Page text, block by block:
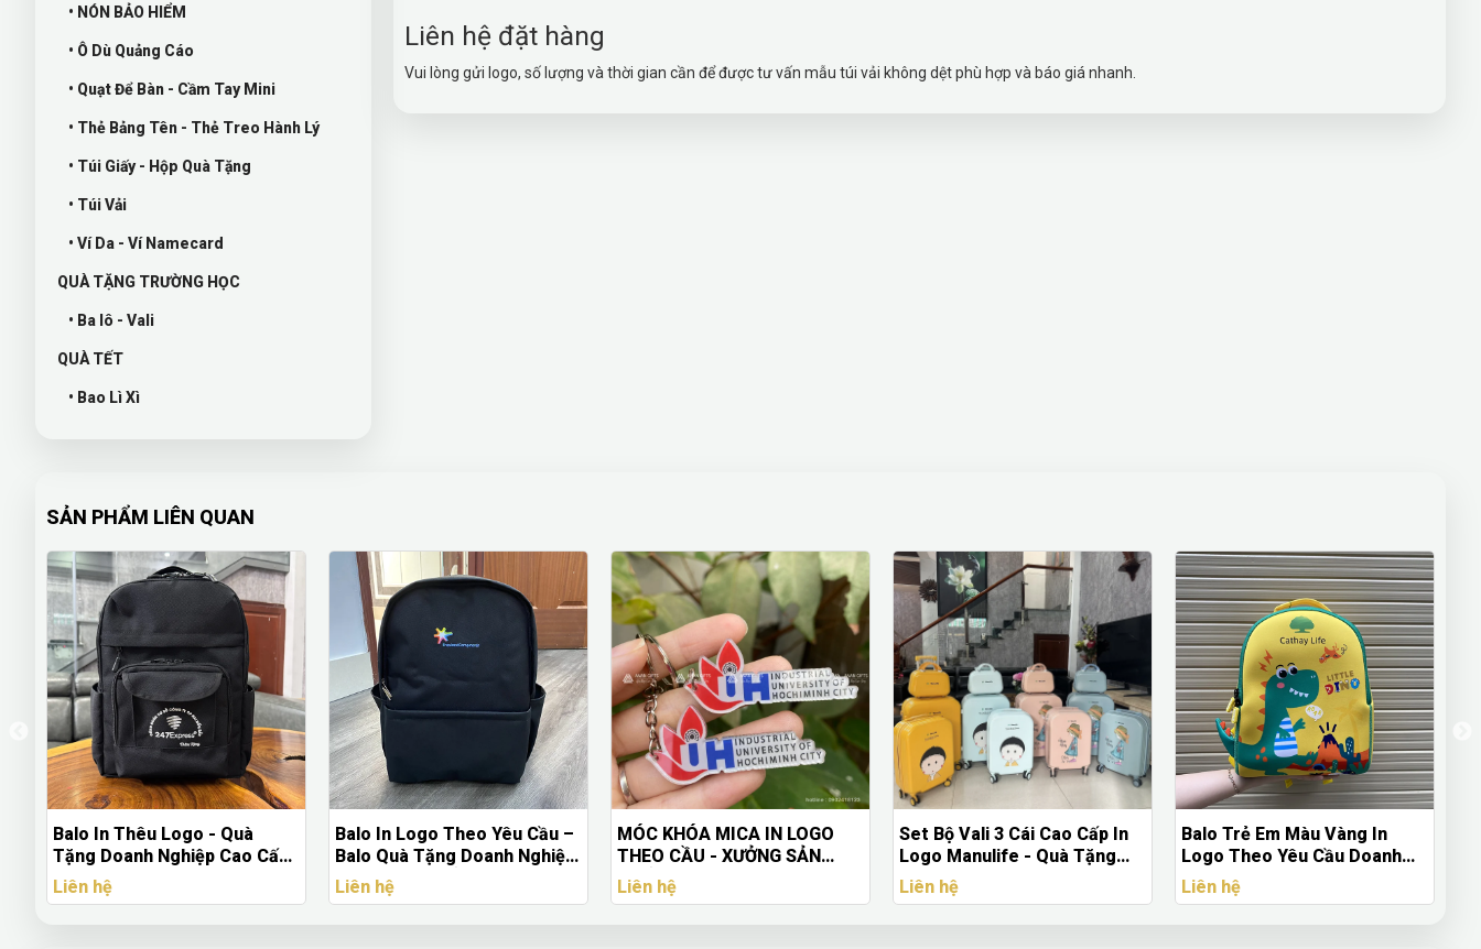
• NÓN BẢO HIỂM
• Ô Dù Quảng Cáo
• Quạt Để Bàn - Cầm Tay Mini
• Thẻ Bảng Tên - Thẻ Treo Hành Lý
• Túi Giấy - Hộp Quà Tặng
• Túi Vải
• Ví Da - Ví Namecard
QUÀ TẶNG TRƯỜNG HỌC
• Ba lô - Vali
QUÀ TẾT
• Bao Lì Xì
Liên hệ đặt hàng
Vui lòng gửi logo, số lượng và thời gian cần để được tư vấn mẫu túi vải không dệt phù hợp và báo giá nhanh.
SẢN PHẨM LIÊN QUAN
Balo In Logo Theo Yêu Cầu –
Balo Quà Tặng Doanh Nghiệp
Thiết Kế & In Ấn Theo Nhận
Diện Thương Hiệu
Liên hệ
MÓC KHÓA MICA IN LOGO
THEO CẦU - XƯỞNG SẢN
XUẤT MÓC KHÓA
Liên hệ
Set Bộ Vali 3 Cái Cao Cấp In
Logo Manulife - Quà Tặng
Doanh Nghiệp Giá Rẻ
Liên hệ
Balo Trẻ Em Màu Vàng In
Logo Theo Yêu Cầu Doanh
Nghiệp – Quà Tặng Giáo Dục
Liên hệ
Balo Thiết Kế Theo Yêu Cầu –
Balo Quà Tặng Doanh Nghiệp
In Logo
Liên hệ